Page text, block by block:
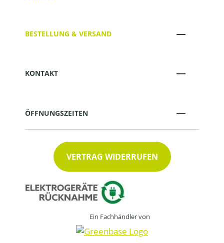
BESTELLUNG & VERSAND
KONTAKT
ÖFFNUNGSZEITEN
VERTRAG WIDERRUFEN
Ein Fachhändler von